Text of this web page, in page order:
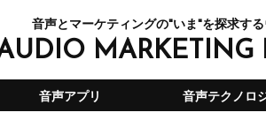
音声とマーケティングの"いま"を探求す
MARKETING
音声アプリ 音声テクノロ